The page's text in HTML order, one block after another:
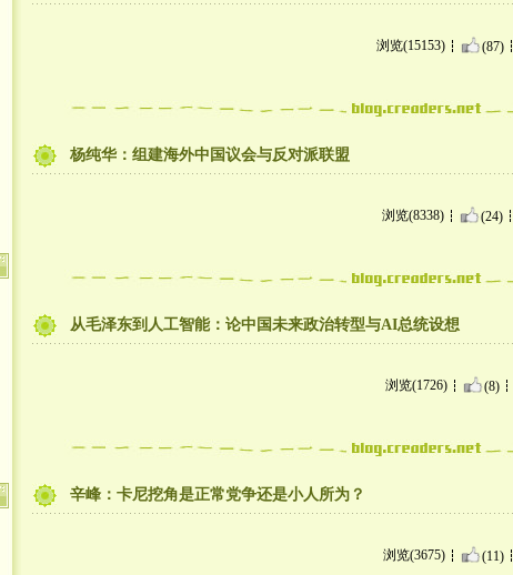
浏览(15153) (87)
杨纯华：组建海外中国议会与反对派联盟
浏览(8338) (24)
从毛泽东到人工智能：论中国未来政治转型与AI总统设想
浏览(1726) (8)
辛峰：卡尼挖角是正常党争还是小人所为？
浏览(3675) (11)